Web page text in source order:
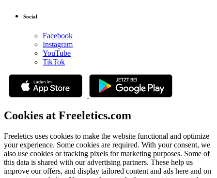
Social
Facebook
Instagram
YouTube
TikTok
Cookies at Freeletics.com
Freeletics uses cookies to make the website functional and optimize
your experience. Some cookies are required. With your consent, we
also use cookies or tracking pixels for marketing purposes. Some of
this data is shared with our advertising partners. These help us
improve our offers, and display tailored content and ads here and on